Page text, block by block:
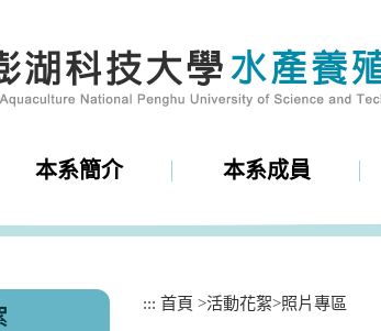
本系簡介 本系成員
::: 首頁 >活動花絮>照片專區